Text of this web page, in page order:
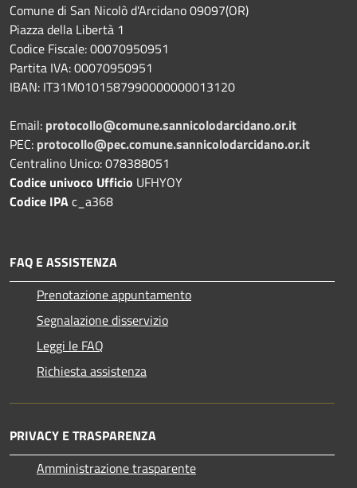
Comune di San Nicolò d'Arcidano 09097(OR)
Piazza della Libertà 1
Codice Fiscale: 00070950951
Partita IVA: 00070950951
IBAN: IT31M0101587990000000013120
Email: protocollo@comune.sannicolodarcidano.or.it
PEC: protocollo@pec.comune.sannicolodarcidano.or.it
Centralino Unico: 078388051
Codice univoco Ufficio UFHYOY
Codice IPAc_a368
FAQ E ASSISTENZA
Prenotazione appuntamento
Segnalazione disservizio
Leggi le FAQ
Richiesta assistenza
PRIVACY E TRASPARENZA
Amministrazione trasparente